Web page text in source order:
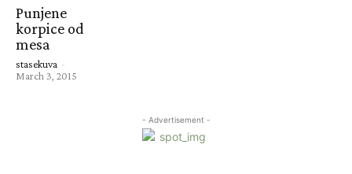
Punjene
korpice od
mesa
stasekuva -
March 3, 2015
- Advertisement -